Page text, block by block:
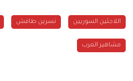
اللاجئين السوريين نسرين طافش
مشاهير العرب